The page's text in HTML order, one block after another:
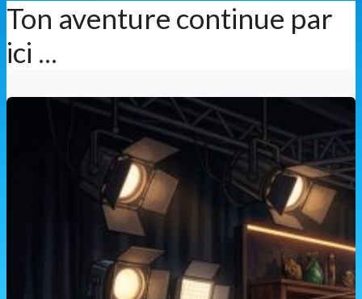
Ton aventure continue par
ici ...